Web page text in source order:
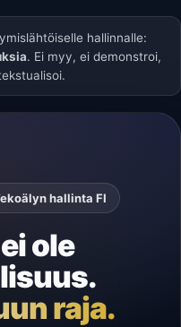
hallinnalle:
. Ei myy, ei demonstroi,
hallinta FI
ole
raja.